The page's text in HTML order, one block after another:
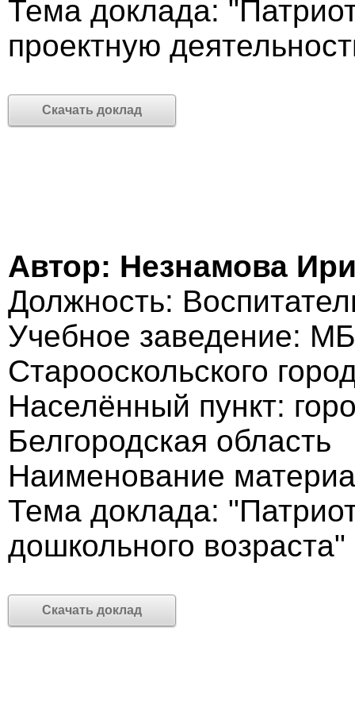
Тема доклада:
проектную
Скачать доклад
Автор: Незнамова
Должность:
Учебное заведение:
Старооскольского
Населённый пункт:
Белгородская область
Наименование
Тема доклада:
дошкольного возраста"
Скачать доклад